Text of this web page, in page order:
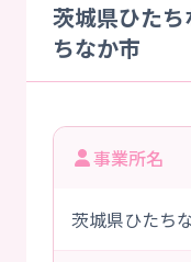
茨城県ひた
ちなか市
事業所名
茨城県ひたち